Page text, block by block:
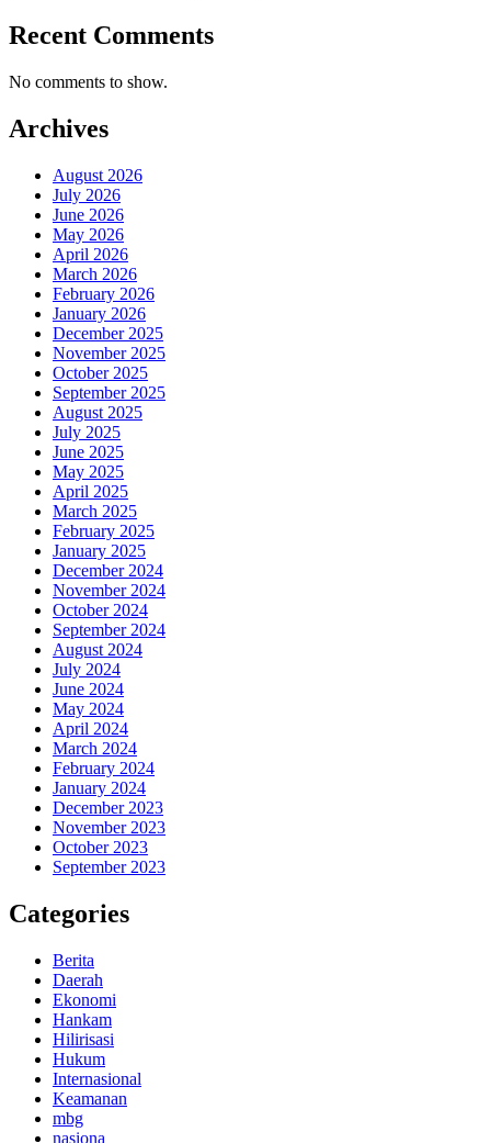
Recent Comments
No comments to show.
Archives
August 2026
July 2026
June 2026
May 2026
April 2026
March 2026
February 2026
January 2026
December 2025
November 2025
October 2025
September 2025
August 2025
July 2025
June 2025
May 2025
April 2025
March 2025
February 2025
January 2025
December 2024
November 2024
October 2024
September 2024
August 2024
July 2024
June 2024
May 2024
April 2024
March 2024
February 2024
January 2024
December 2023
November 2023
October 2023
September 2023
Categories
Berita
Daerah
Ekonomi
Hankam
Hilirisasi
Hukum
Internasional
Keamanan
mbg
nasiona